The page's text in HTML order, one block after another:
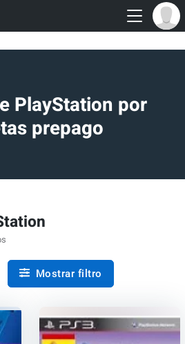
PlayStation por
prepago
Mostrar filtro